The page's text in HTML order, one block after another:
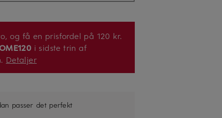
og få en prisfordel på 120 kr.
i sidste trin af
Detaljer
passer det perfekt